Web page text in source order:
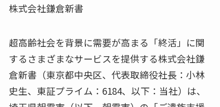
株式会社鎌倉新書
超高齢社会を背景に需要が高まる「終活」に関
するさまざまなサービスを提供する株式会社鎌
倉新書（東京都中央区、代表取締役社長：小林
史生、東証プライム：6184、以下：当社）は、